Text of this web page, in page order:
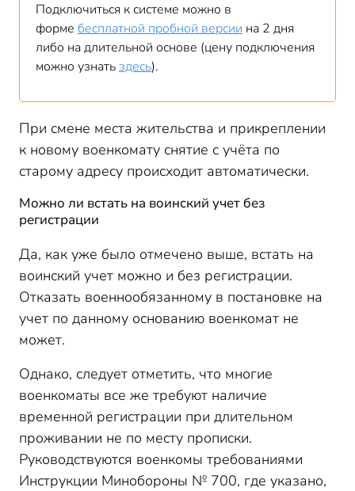
Подключиться к системе можно в
форме бесплатной пробной версии на 2 дня
либо на длительной основе (цену подключения
можно узнатьздесь).
При смене места жительства и прикреплении
к новому военкомату снятие с учёта по
старому адресу происходит автоматически.
Можно ли встать на воинский учет без
регистрации
Да, как уже было отмечено выше, встать на
воинский учет можно и без регистрации.
Отказать военнообязанному в постановке на
учет по данному основанию военкомат не
может.
Однако, следует отметить, что многие
военкоматы все же требуют наличие
временной регистрации при длительном
проживании не по месту прописки.
Руководствуются военкомы требованиями
Инструкции Минобороны № 700, где указано,